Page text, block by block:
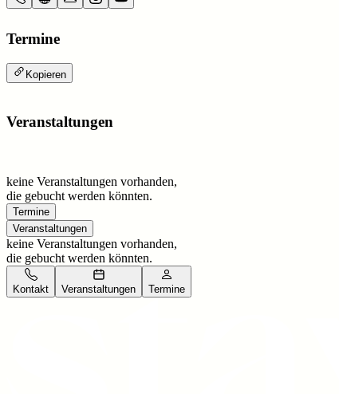
Termine
Kopieren
Veranstaltungen
keine Veranstaltungen vorhanden,
die gebucht werden könnten.
Termine
Veranstaltungen
keine Veranstaltungen vorhanden,
die gebucht werden könnten.
Kontakt Veranstaltungen Termine